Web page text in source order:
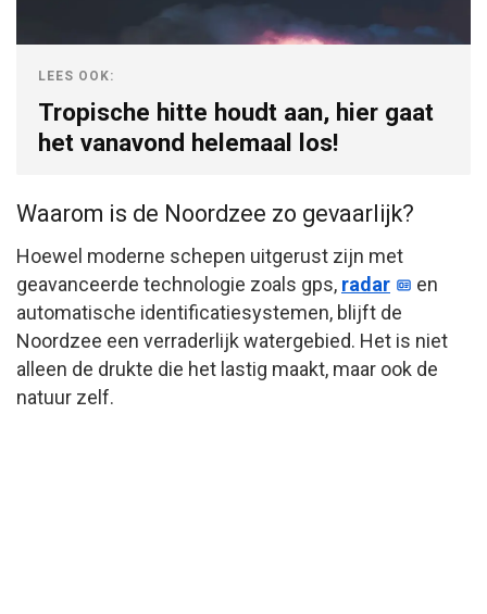
LEES OOK:
Tropische hitte houdt aan, hier gaat
het vanavond helemaal los!
Waarom is de Noordzee zo gevaarlijk?
Hoewel moderne schepen uitgerust zijn met
geavanceerde technologie zoals gps, radar
en
automatische identificatiesystemen, blijft de
Noordzee een verraderlijk watergebied. Het is niet
alleen de drukte die het lastig maakt, maar ook de
natuur zelf.